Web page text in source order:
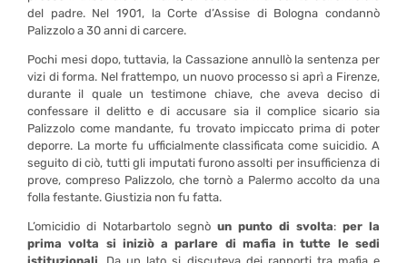
del padre. Nel 1901, la Corte d’Assise di Bologna condannò
Palizzolo a 30 anni di carcere.
Pochi mesi dopo, tuttavia, la Cassazione annullò la sentenza per
vizi di forma. Nel frattempo, un nuovo processo si aprì a Firenze,
durante il quale un testimone chiave, che aveva deciso di
confessare il delitto e di accusare sia il complice sicario sia
Palizzolo come mandante, fu trovato impiccato prima di poter
deporre. La morte fu ufficialmente classificata come suicidio. A
seguito di ciò, tutti gli imputati furono assolti per insufficienza di
prove, compreso Palizzolo, che tornò a Palermo accolto da una
folla festante. Giustizia non fu fatta.
L’omicidio di Notarbartolo segnòun punto di svolta: per la
prima volta si iniziò a parlare di mafia in tutte le sedi